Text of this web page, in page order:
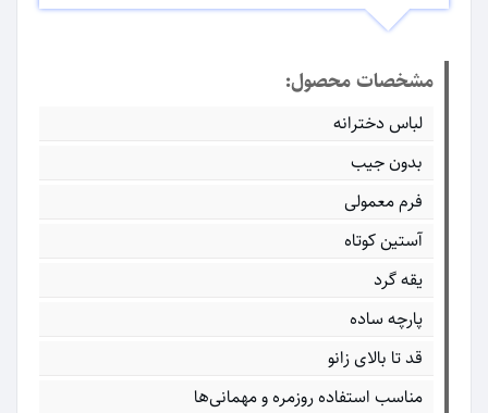
مشخصات محصول:
لباس دخترانه
بدون جیب
فرم معمولی
آستین کوتاه
یقه گرد
پارچه ساده
قد تا بالای زانو
مناسب استفاده روزمره و مهمانی‌ها